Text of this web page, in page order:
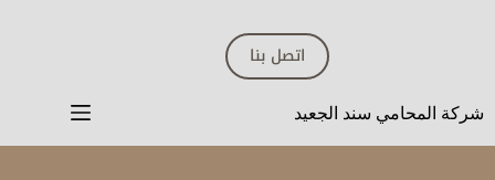
اتصل بنا
شركة المحامي سند الجعيد